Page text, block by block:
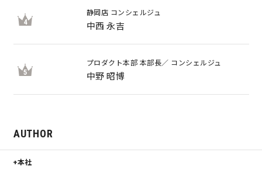
4
静岡店 コンシェルジュ
中西 永吉
5
プロダクト本部 本部長／ コンシェルジュ
中野 昭博
AUTHOR
本社